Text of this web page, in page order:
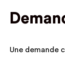
Une demande